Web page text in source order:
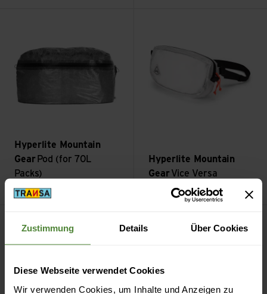
Zustimmung Details Über Cookies
Diese Webseite verwendet Cookies
Wir verwenden Cookies, um Inhalte und Anzeigen zu
Hyperlite Mountain
Gear Pod (for 70L
Packs)
Hyperlite Mountain
Gear Vice Versa